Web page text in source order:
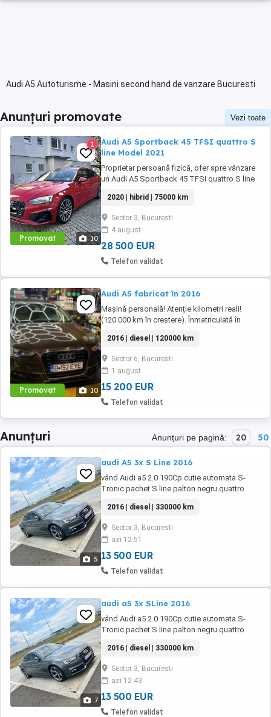
Audi A5 Autoturisme - Masini second hand de vanzare Bucuresti
Anunțuri promovate Vezi toate
Promovat 10
1
Audi A5 Sportback 45 TFSI quattro S
line Model 2021
Proprietar persoană fizică, ofer spre vânzare
un Audi A5 Sportback 45 TFSI quattro S line
confirmat de seria VIN). Autoturismul este într-
o stare foarte bună, întreținut exclusiv în
reprezentanțe și service-uri autorizate Audi,
cu istoric complet de service. Mașina ...
2020 | hibrid | 75000 km
Sector 3, Bucuresti
4 august
28 500 EUR
Telefon validat
Promovat 10
Audi A5 fabricat în 2016
Mașină personală! Atenție kilometri reali!
(120.000 km în creștere). Înmatriculată în
6 Scaune din piele față încălzite Senzori
parcare Sistem hands free cu Bluetooth Clima
automată Bord computer ABS ESP Geamuri
electrice față spate Carte service Cutie
automata ...
2016 | diesel | 120000 km
Sector 6, Bucuresti
1 august
15 200 EUR
Telefon validat
Anunțuri Anunțuri pe pagină: 20 50
5
audi A5 3x S Line 2016
vând Audi a5 2.0 190Cp cutie automata S-
Tronic pachet S line palton negru quattro
Dpf,Adblue activ jante 19 mașina are istoric
complet la Audi până la 280.000km de când o
am,am schimbat ulei cutie,răcitor gaze,spălat
filtru particule,discuri față ,tampoane motor ...
2016 | diesel | 330000 km
Sector 3, Bucuresti
azi 12:51
13 500 EUR
Telefon validat
7
audi a5 3x SLine 2016
vând Audi a5 2.0 190Cp cutie automata S-
Tronic pachet S line palton negru quattro
Dpf,Adblue activ jante 19 mașina are istoric
complet la Audi până la 280.000km de când o
am,am schimbat ulei cutie,răcitor gaze,spălat
filtru particule,discuri față ,tampoane motor ...
2016 | diesel | 330000 km
Sector 3, Bucuresti
azi 12:43
13 500 EUR
Telefon validat